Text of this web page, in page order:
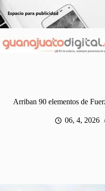
al
contenido
Arriban 90 elementos de
06, 4, 2026